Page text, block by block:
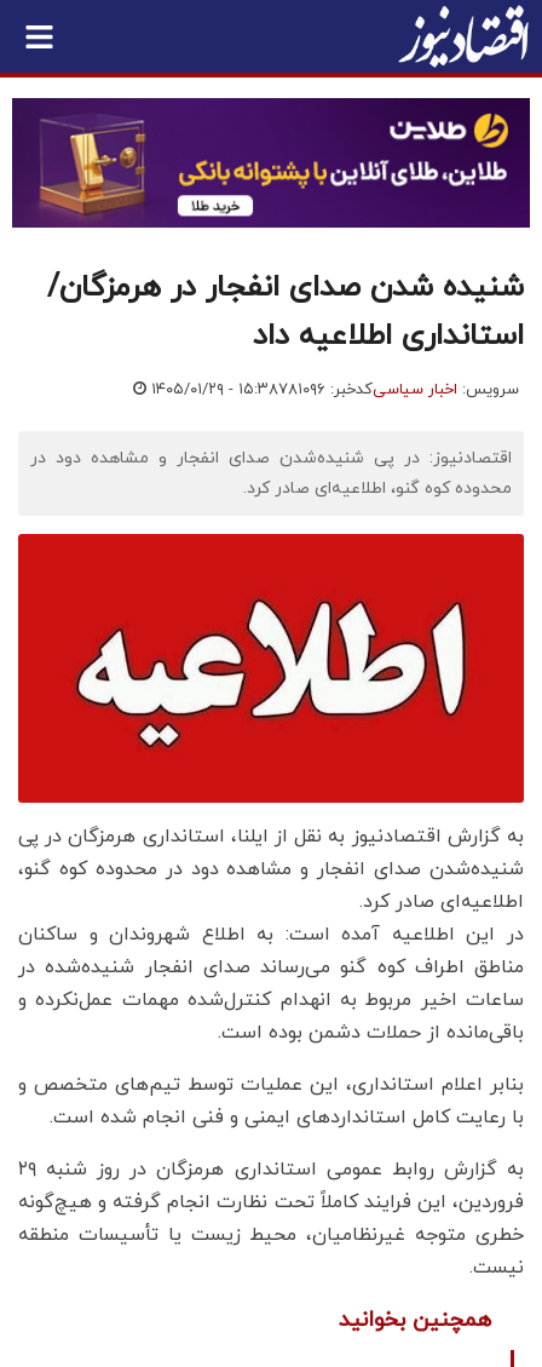
شنیده شدن صدای انفجار در هرمزگان/
استانداری اطلاعیه داد
سرویس: اخبار سیاسیکدخبر: ۷۸۱۰۹۶ ۱۴۰۵/۰۱/۲۹ - ۱۵:۳۸
اقتصادنیوز: در پی شنیده‌شدن صدای انفجار و مشاهده دود در
محدوده کوه گنو، اطلاعیه‌ای صادر کرد.
به گزارش اقتصادنیوز به نقل از ایلنا، استانداری هرمزگان در پی
شنیده‌شدن صدای انفجار و مشاهده دود در محدوده کوه گنو،
اطلاعیه‌ای صادر کرد.
در این اطلاعیه آمده است: به اطلاع شهروندان و ساکنان
مناطق اطراف کوه گنو می‌رساند صدای انفجار شنیده‌شده در
ساعات اخیر مربوط به انهدام کنترل‌شده مهمات عمل‌نکرده و
باقی‌مانده از حملات دشمن بوده است.
بنابر اعلام استانداری، این عملیات توسط تیم‌های متخصص و
با رعایت کامل استانداردهای ایمنی و فنی انجام شده است.
به گزارش روابط عمومی استانداری هرمزگان در روز شنبه ۲۹
فروردین، این فرایند کاملاً تحت نظارت انجام گرفته و هیچ‌گونه
خطری متوجه غیرنظامیان، محیط زیست یا تأسیسات منطقه
نیست.
همچنین بخوانید